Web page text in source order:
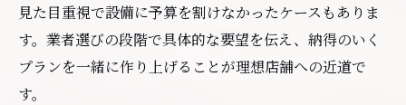
リフォーム依頼時の流れと事前準備を解説
飲食店リフォームを安心して進めるための
手順
見た目重視で設備に予算を割けなかったケースもありま
す。業者選びの段階で具体的な要望を伝え、納得のいく
プランを一緒に作り上げることが理想店舗への近道で
す。